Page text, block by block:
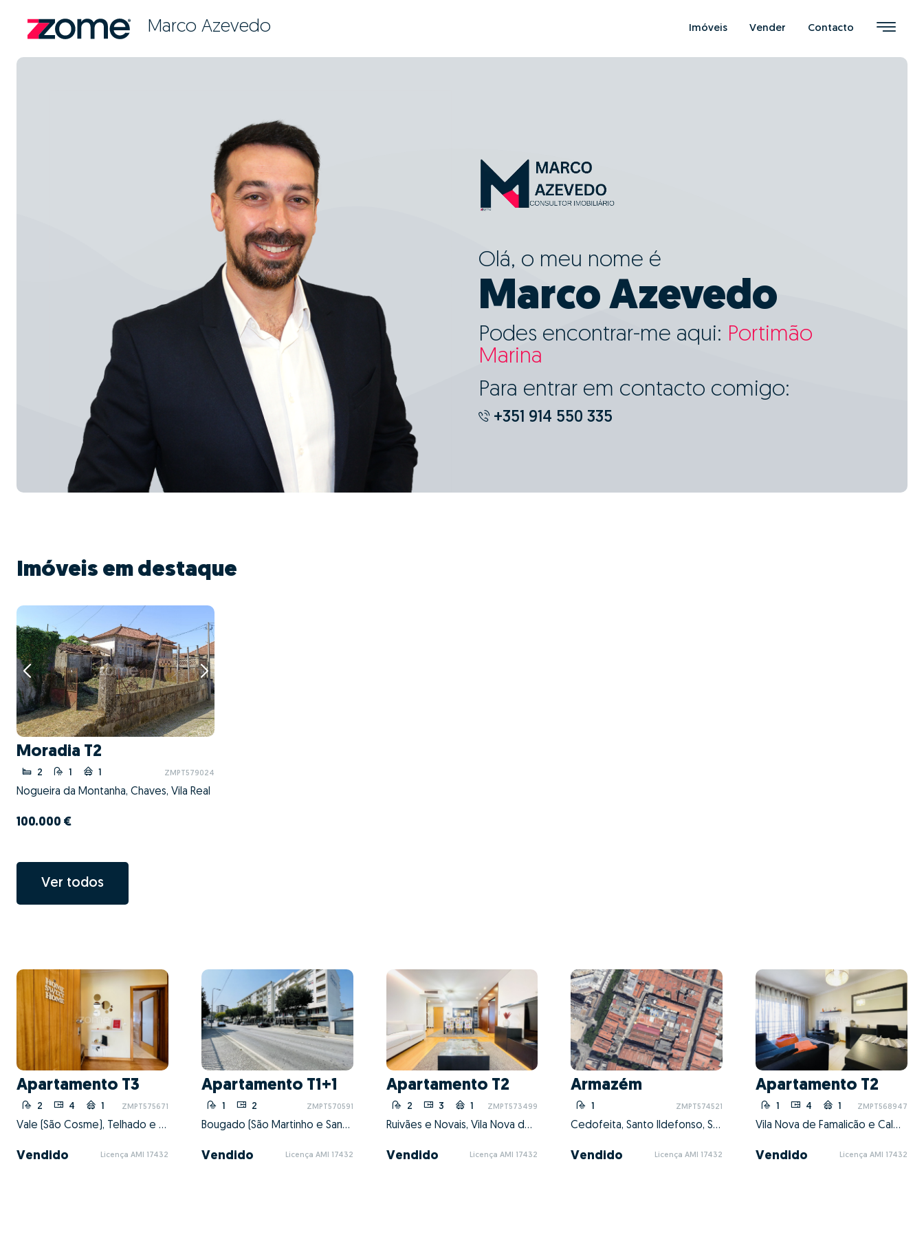
Marco Azevedo Imóveis Vender Contacto
Olá, o meu nome é
Marco Azevedo
Podes encontrar-me aqui: Portimão
Marina
Para entrar em contacto comigo:
+351 914 550 335
Imóveis em destaque
Moradia T2
2 1 1 ZMPT579024
Nogueira da Montanha, Chaves, Vila Real
100.000 €
Ver todos
Apartamento T3
2 4 1 ZMPT575671
Vale (São Cosme), Telhado e Portela, Vila Nova de Famalicão, Braga
Vendido Licença AMI 17432
Apartamento T1+1
1 2 ZMPT570591
Bougado (São Martinho e Santiago), Trofa, Porto
Vendido Licença AMI 17432
Apartamento T2
2 3 1 ZMPT573499
Ruivães e Novais, Vila Nova de Famalicão, Braga
Vendido Licença AMI 17432
Armazém
1 ZMPT574521
Cedofeita, Santo Ildefonso, Sé, Miragaia, São Nicolau e Vitória, Porto, Porto
Vendido Licença AMI 17432
Apartamento T2
1 4 1 ZMPT568947
Vila Nova de Famalicão e Calendário, Vila Nova de Famalicão, Braga
Vendido Licença AMI 17432